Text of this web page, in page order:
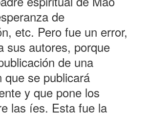
de
etc. Pero fue un error,
sus autores, porque
de una
que se publicará
y que pone los
las íes. Esta fue la